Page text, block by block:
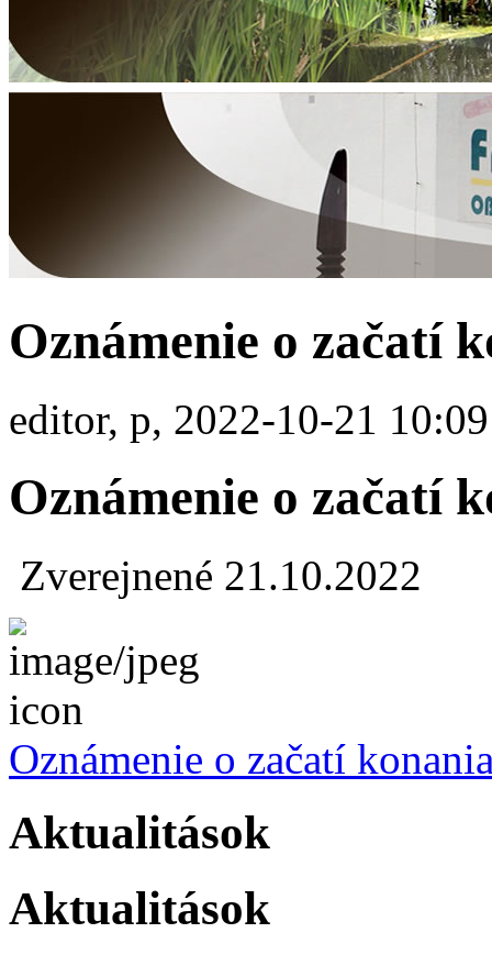
Oznámenie o začatí
editor, p, 2022-10-21 10:09
Oznámenie o začatí
Zverejnené 21.10.2022
Oznámenie o začatí
Aktualitások
Aktualitások